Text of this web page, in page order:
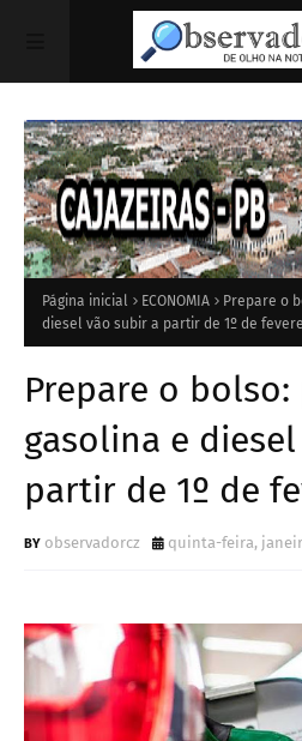
Página inicial ECONOMIA
Prepare o
diesel vão subir a partir de 1º de
Prepare o bolso:
gasolina e
partir de 1º de
observadorcz quinta-feira,